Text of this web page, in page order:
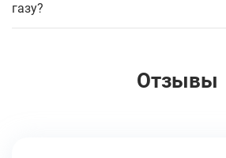
газу?
Отзывы